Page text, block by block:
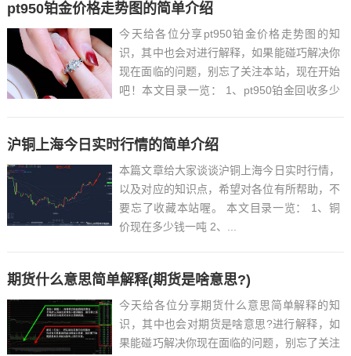
pt950铂金价格走势图的简单介绍
今天给各位分享pt950铂金价格走势图的知
识，其中也会对进行解释，如果能碰巧解决你
现在面临的问题，别忘了关注本站，现在开始
吧！本文目录一览： 1、pt950铂金回收多少
沪铜上海今日实时行情的简单介绍
本篇文章给大家谈谈沪铜上海今日实时行情，
以及对应的知识点，希望对各位有所帮助，不
要忘了收藏本站喔。 本文目录一览： 1、铜
价现在多少钱一吨 2、...
期货什么意思简单解释(期货是啥意思?)
今天给各位分享期货什么意思简单解释的知
识，其中也会对期货是啥意思?进行解释，如
果能碰巧解决你现在面临的问题，别忘了关注